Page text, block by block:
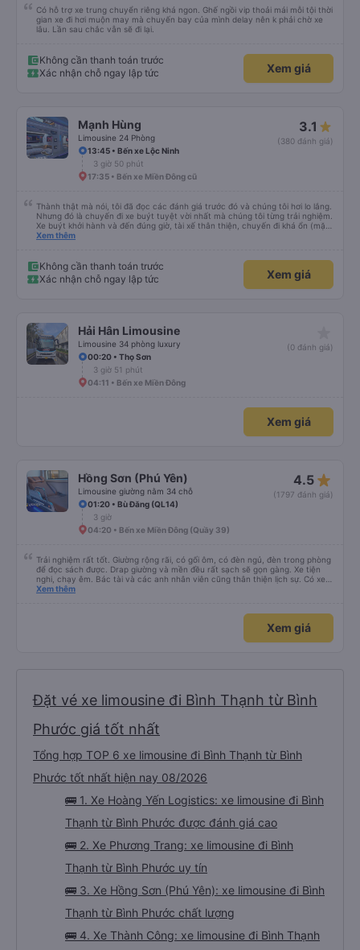
Có hỗ trợ xe trung chuyển riêng khá ngon. Ghế ngồi vip thoải mái mỗi tội thời
gian xe đi hơi muộn may mà chuyến bay của mình delay nên k phải chờ xe
lâu. Lần sau chắc vẫn sẽ đi lại.
Không cần thanh toán trước
Xác nhận chỗ ngay lập tức
Xem giá
Mạnh Hùng
Limousine 24 Phòng
3.1
(380 đánh giá)
13:45 • Bến xe Lộc Ninh
3 giờ 50 phút
17:35 • Bến xe Miền Đông cũ
Thành thật mà nói, tôi đã đọc các đánh giá trước đó và chúng tôi hơi lo lắng.
Nhưng đó là chuyến đi xe buýt tuyệt vời nhất mà chúng tôi từng trải nghiệm.
Xe buýt khởi hành và đến đúng giờ, tài xế thân thiện, chuyến đi khá ổn (mặc
dù vẫn hơi xóc, nhưng đó là đặc trưng của Việt Nam ^^), và chỗ ngồi thoải
Xem thêm
Không cần thanh toán trước
Xác nhận chỗ ngay lập tức
Xem giá
Hải Hân Limousine
Limousine 34 phòng luxury
(0 đánh giá)
00:20 • Thọ Sơn
3 giờ 51 phút
04:11 • Bến xe Miền Đông
Xem giá
Hồng Sơn (Phú Yên)
Limousine giường nằm 34 chỗ
4.5 star_rate
(1797 đánh giá)
01:20 • Bù Đăng (QL14)
3 giờ
04:20 • Bến xe Miền Đông (Quầy 39)
Trải nghiệm rất tốt. Giường rộng rãi, có gối ôm, có đèn ngủ, đèn trong phòng
để đọc sách được. Drap giường và mền đều rất sạch sẽ gọn gàng. Xe tiện
nghi, chạy êm. Bác tài và các anh nhân viên cũng thân thiện lịch sự. Có xe
trung chuyển về nội thành thành phố tuy hoà rất tiện. Giá vé hợp lý. Nói
Xem thêm
Xem giá
Đặt vé xe limousine đi Bình Thạnh từ Bình
Phước giá tốt nhất
Tổng hợp TOP 6 xe limousine đi Bình Thạnh từ Bình
Phước tốt nhất hiện nay 08/2026
🚌 1. Xe Hoàng Yến Logistics: xe limousine đi Bình
Thạnh từ Bình Phước được đánh giá cao
🚌 2. Xe Phương Trang: xe limousine đi Bình
Thạnh từ Bình Phước uy tín
🚌 3. Xe Hồng Sơn (Phú Yên): xe limousine đi Bình
Thạnh từ Bình Phước chất lượng
🚌 4. Xe Thành Công: xe limousine đi Bình Thạnh